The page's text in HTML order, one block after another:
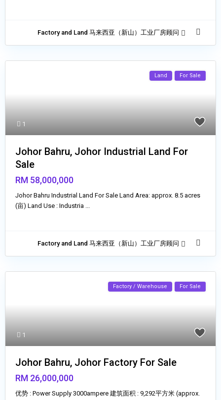
Factory and Land 马来西亚（新山）工业厂房顾问
1
Land For Sale
Johor Bahru, Johor Industrial Land For
Sale
RM 58,000,000
Johor Bahru Industrial Land For Sale Land Area: approx. 8.5 acres
(亩) Land Use : Industria
Factory and Land 马来西亚（新山）工业厂房顾问
1
Factory / Warehouse For Sale
Johor Bahru, Johor Factory For Sale
RM 26,000,000
优势 : Power Supply 3000ampere 建筑面积 : 9,292平方米 (approx.